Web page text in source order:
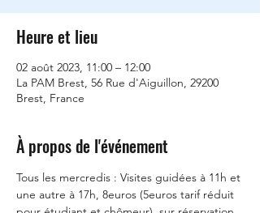
Heure et lieu
02 août 2023, 11:00 – 12:00
La PAM Brest, 56 Rue d'Aiguillon, 29200
Brest, France
À propos de l'événement
Tous les mercredis : Visites guidées à 11h et
une autre à 17h, 8euros (5euros tarif réduit